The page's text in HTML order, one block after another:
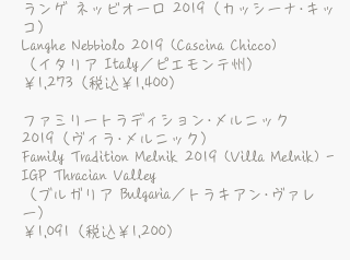
ランゲ ネッビオーロ 2019（カッシーナ･キッ
コ）
Langhe Nebbiolo 2019 (Cascina Chicco)
（イタリア Italy／ピエモンテ州）
￥1,273（税込￥1,400）
ファミリートラディション･メルニック
2019（ヴィラ･メルニック）
Family Tradition Melnik 2019 (Villa Melnik) -
IGP Thracian Valley
（ブルガリア Bulgaria／トラキアン･ヴァレ
ー）
￥1,091（税込￥1,200）